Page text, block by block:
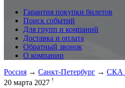
Гарантия покупки билетов
Поиск событий
Для групп и компаний
Доставка и оплата
Обратный звонок
О компании
Россия → Санкт-Петербург → СКА
20 марта 2027 !